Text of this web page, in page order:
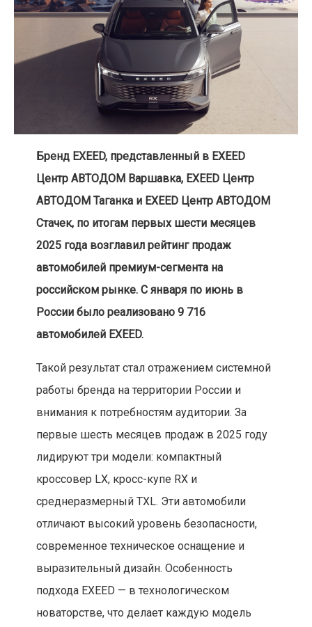
Бренд EXEED, представленный в EXEED
Центр АВТОДОМ Варшавка, EXEED Центр
АВТОДОМ Таганка и EXEED Центр АВТОДОМ
Стачек, по итогам первых шести месяцев
2025 года возглавил рейтинг продаж
автомобилей премиум-сегмента на
российском рынке. С января по июнь в
России было реализовано 9 716
автомобилей EXEED.
Такой результат стал отражением системной
работы бренда на территории России и
внимания к потребностям аудитории. За
первые шесть месяцев продаж в 2025 году
лидируют три модели: компактный
кроссовер LX, кросс-купе RX и
среднеразмерный TXL. Эти автомобили
отличают высокий уровень безопасности,
современное техническое оснащение и
выразительный дизайн. Особенность
подхода EXEED — в технологическом
новаторстве, что делает каждую модель